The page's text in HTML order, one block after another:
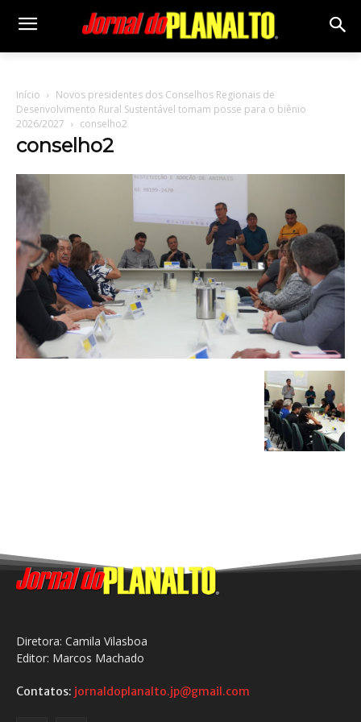
Início
Novos presidentes dos Conselhos Regionais de
Desenvolvimento Rural Sustentável tomam posse para o biênio
2026/2027
conselho2
conselho2
Diretora: Camila Vilasboa
Editor: Marcos Machado
Contatos: jornaldoplanalto.jp@gmail.com